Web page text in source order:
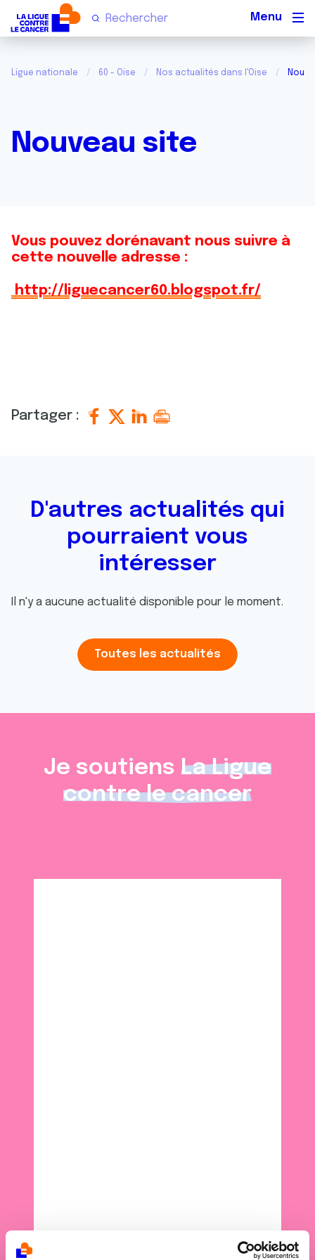
Ligue nationale 60 - Oise Nos actualités dans l'Oise
Nouveau site
Vous pouvez dorénavant nous suivre à
cette nouvelle adresse :
http://liguecancer60.blogspot.fr/
Partager :
D'autres actualités qui
pourraient vous
intéresser
Il n'y a aucune actualité disponible pour le moment.
Toutes les actualités
Je soutiens La Ligue
contre le cancer